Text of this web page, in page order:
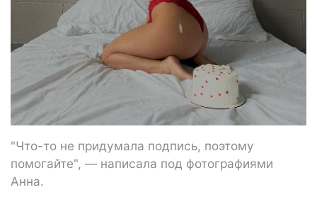
"Что-то не придумала подпись, поэтому
помогайте", — написала под фотографиями
Анна.